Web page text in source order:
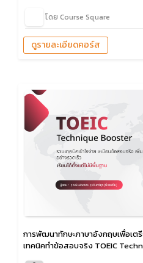
โดย Course Square
ดูรายละเอียดคอร์ส
การพัฒนาทักษะภาษาอังกฤษเพื่อเต
เทคนิคทำข้อสอบจริง TOEIC